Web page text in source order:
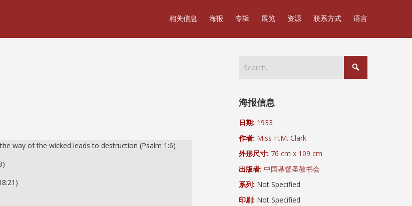
相关信息 海报 专辑 展览 资源 联系方式 语言
way of the wicked leads to destruction (Psalm 1:6)
海报信息
日期: 1933
作者: Miss H.M. Clark
外形尺寸: 76 cm x 109 cm
出版者: 中国基督圣教书会
系列: Not Specified
印刷: Not Specified